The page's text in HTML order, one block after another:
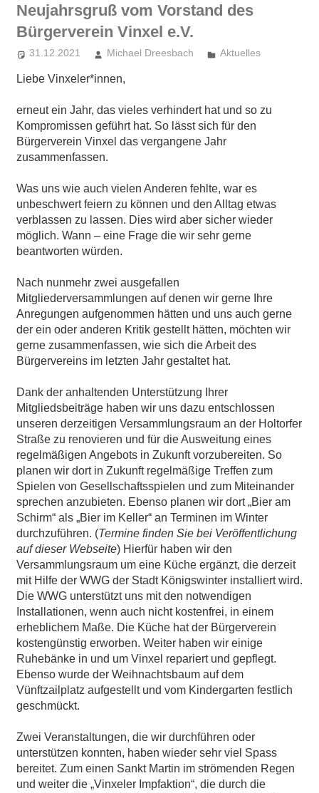
Neujahrsgruß vom Vorstand des
Bürgerverein Vinxel e.V.
31.12.2021 Michael Dreesbach Aktuelles
Liebe Vinxeler*innen,
erneut ein Jahr, das vieles verhindert hat und so zu
Kompromissen geführt hat. So lässt sich für den
Bürgerverein Vinxel das vergangene Jahr
zusammenfassen.
Was uns wie auch vielen Anderen fehlte, war es
unbeschwert feiern zu können und den Alltag etwas
verblassen zu lassen. Dies wird aber sicher wieder
möglich. Wann – eine Frage die wir sehr gerne
beantworten würden.
Nach nunmehr zwei ausgefallen
Mitgliederversammlungen auf denen wir gerne Ihre
Anregungen aufgenommen hätten und uns auch gerne
der ein oder anderen Kritik gestellt hätten, möchten wir
gerne zusammenfassen, wie sich die Arbeit des
Bürgervereins im letzten Jahr gestaltet hat.
Dank der anhaltenden Unterstützung Ihrer
Mitgliedsbeiträge haben wir uns dazu entschlossen
unseren derzeitigen Versammlungsraum an der Holtorfer
Straße zu renovieren und für die Ausweitung eines
regelmäßigen Angebots in Zukunft vorzubereiten. So
planen wir dort in Zukunft regelmäßige Treffen zum
Spielen von Gesellschaftsspielen und zum Miteinander
sprechen anzubieten. Ebenso planen wir dort „Bier am
Schirm“ als „Bier im Keller“ an Terminen im Winter
durchzuführen. (Termine finden Sie bei Veröffentlichung
auf dieser Webseite) Hierfür haben wir den
Versammlungsraum um eine Küche ergänzt, die derzeit
mit Hilfe der WWG der Stadt Königswinter installiert wird.
Die WWG unterstützt uns mit den notwendigen
Installationen, wenn auch nicht kostenfrei, in einem
erheblichem Maße. Die Küche hat der Bürgerverein
kostengünstig erworben. Weiter haben wir einige
Ruhebänke in und um Vinxel repariert und gepflegt.
Ebenso wurde der Weihnachtsbaum auf dem
Vünftzailplatz aufgestellt und vom Kindergarten festlich
geschmückt.
Zwei Veranstaltungen, die wir durchführen oder
unterstützen konnten, haben wieder sehr viel Spass
bereitet. Zum einen Sankt Martin im strömenden Regen
und weiter die „Vinxeler Impfaktion“, die durch die